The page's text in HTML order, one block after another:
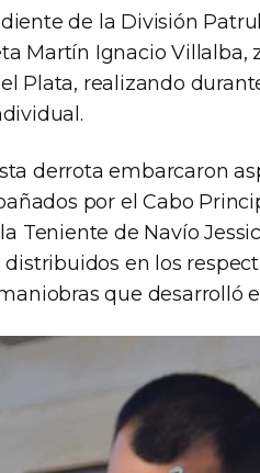
de la División
Martín Ignacio Villalba,
Plata, realizando
derrota embarcaron
por el Cabo
Teniente de Navío
en los
que desarrolló